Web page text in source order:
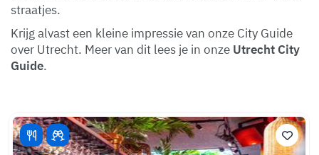
straatjes.
Krijg alvast een kleine impressie van onze City Guide
over Utrecht. Meer van dit lees je in onze Utrecht City
Guide.